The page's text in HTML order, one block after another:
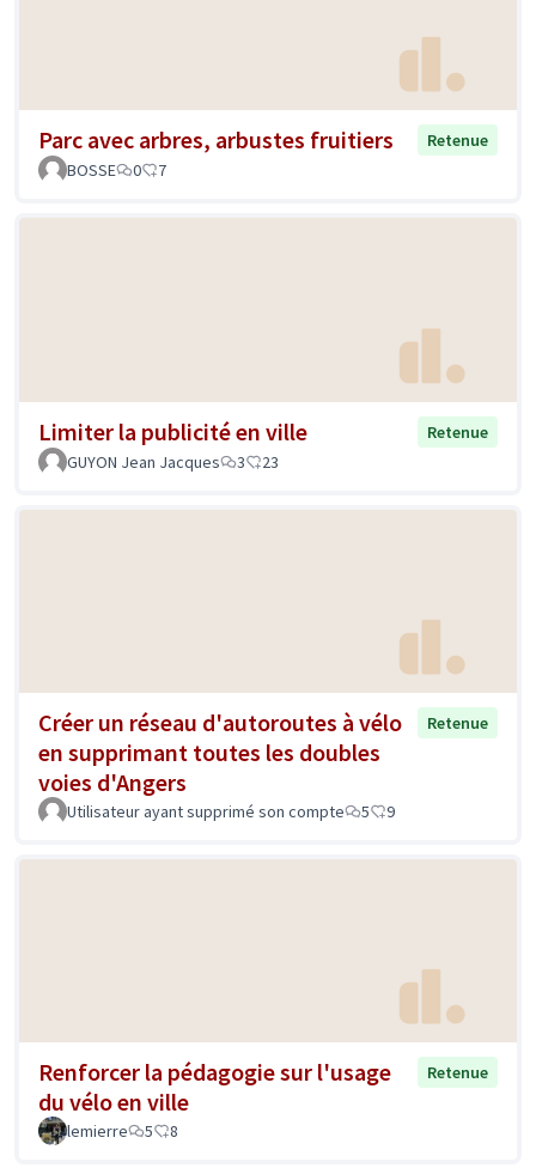
Parc avec arbres, arbustes fruitiers
Retenue
BOSSE
0 7
Limiter la publicité en ville
Retenue
GUYON Jean Jacques
3 23
Créer un réseau d'autoroutes à vélo
en supprimant toutes les doubles
voies d'Angers
Retenue
Utilisateur ayant supprimé son compte 5 9
Renforcer la pédagogie sur l'usage
du vélo en ville
Retenue
lemierre 5 8